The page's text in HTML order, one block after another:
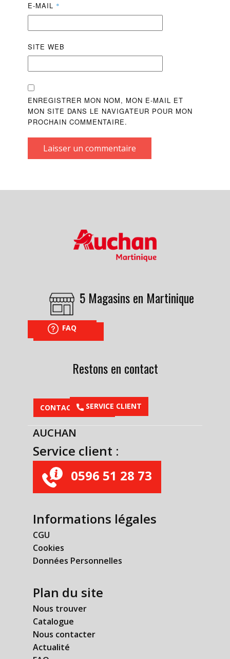
E-MAIL *
SITE WEB
ENREGISTRER MON NOM, MON E-MAIL ET
MON SITE DANS LE NAVIGATEUR POUR MON
PROCHAIN COMMENTAIRE.
Laisser un commentaire
5 Magasins en Martinique
NOUS TROUVER
FAQ
Restons en contact
CONTACTEZ-NOUS​SERVICE CLIENT
AUCHAN
Service client :
0596 51 28 73
Informations légales
CGU
Cookies
Données Personnelles
Plan du site
Nous trouver
Catalogue
Nous contacter
Actualité